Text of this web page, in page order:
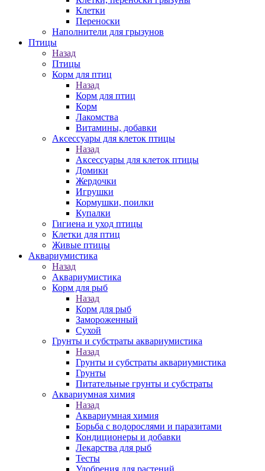
Клетки
Переноски
Наполнители для грызунов
Птицы
Назад
Птицы
Корм для птиц
Назад
Корм для птиц
Корм
Лакомства
Витамины, добавки
Аксессуары для клеток птицы
Назад
Аксессуары для клеток птицы
Домики
Жердочки
Игрушки
Кормушки, поилки
Купалки
Гигиена и уход птицы
Клетки для птиц
Живые птицы
Аквариумистика
Назад
Аквариумистика
Корм для рыб
Назад
Корм для рыб
Замороженный
Сухой
Грунты и субстраты аквариумистика
Назад
Грунты и субстраты аквариумистика
Грунты
Питательные грунты и субстраты
Аквариумная химия
Назад
Аквариумная химия
Борьба с водорослями и паразитами
Кондиционеры и добавки
Лекарства для рыб
Тесты
Удобрения для растений